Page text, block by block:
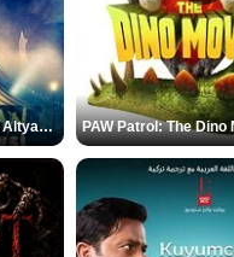
Peter Pan Kabuslar Ülkesi Altyazılı Fragman